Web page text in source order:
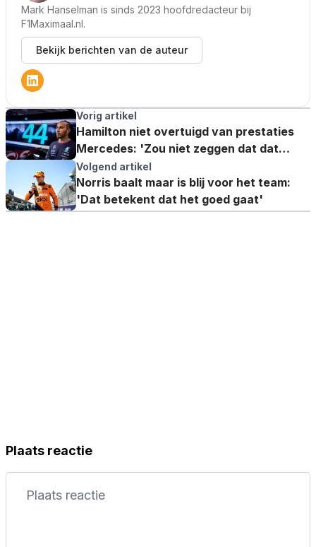
Mark Hanselman is sinds 2023 hoofdredacteur bij
F1Maximaal.nl.
Bekijk berichten van de auteur
Vorig artikel
Hamilton niet overtuigd van prestaties
Mercedes: 'Zou niet zeggen dat dat
bemoedigend was'
Volgend artikel
Norris baalt maar is blij voor het team:
'Dat betekent dat het goed gaat'
Plaats reactie